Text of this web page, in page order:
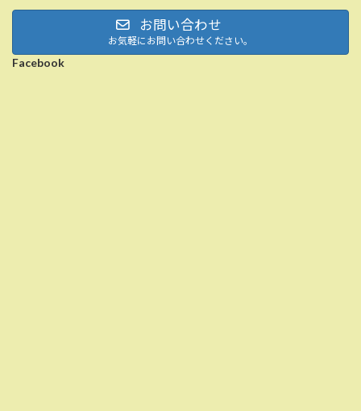
お問い合わせ
お気軽にお問い合わせください。
Facebook